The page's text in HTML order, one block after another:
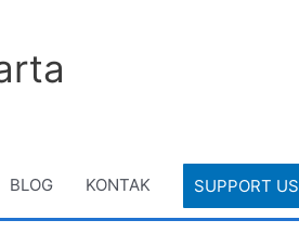
BLOG KONTAK SUPPORT US